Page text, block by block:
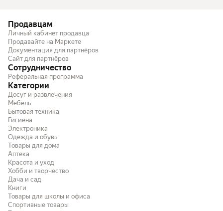
Продавцам
Личный кабинет продавца
Продавайте на Маркете
Документация для партнёров
Сайт для партнёров
Сотрудничество
Реферальная программа
Категории
Досуг и развлечения
Мебель
Бытовая техника
Гигиена
Электроника
Одежда и обувь
Товары для дома
Аптека
Красота и уход
Хобби и творчество
Дача и сад
Книги
Товары для школы и офиса
Спортивные товары